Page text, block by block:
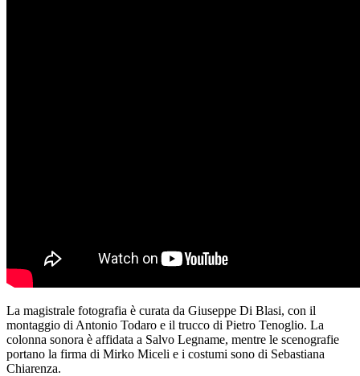
La magistrale fotografia è curata da Giuseppe Di Blasi, con il
montaggio di Antonio Todaro e il trucco di Pietro Tenoglio. La
colonna sonora è affidata a Salvo Legname, mentre le scenografie
portano la firma di Mirko Miceli e i costumi sono di Sebastiana
Chiarenza.